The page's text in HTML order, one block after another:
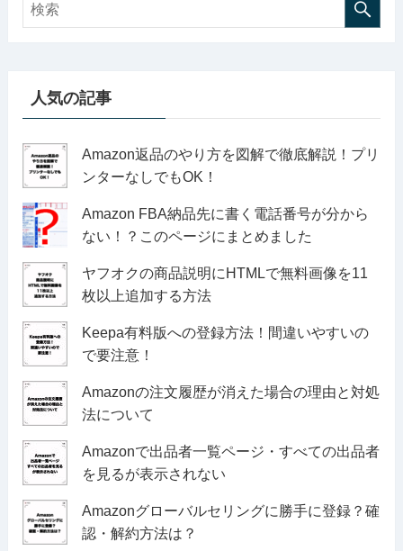
人気の記事
Amazon返品のやり方を図解で徹底解説！プリ
ンターなしでもOK！
Amazon FBA納品先に書く電話番号が分から
ない！？このページにまとめました
ヤフオクの商品説明にHTMLで無料画像を11
枚以上追加する方法
Keepa有料版への登録方法！間違いやすいの
で要注意！
Amazonの注文履歴が消えた場合の理由と対処
法について
Amazonで出品者一覧ページ・すべての出品者
を見るが表示されない
Amazonグローバルセリングに勝手に登録？確
認・解約方法は？